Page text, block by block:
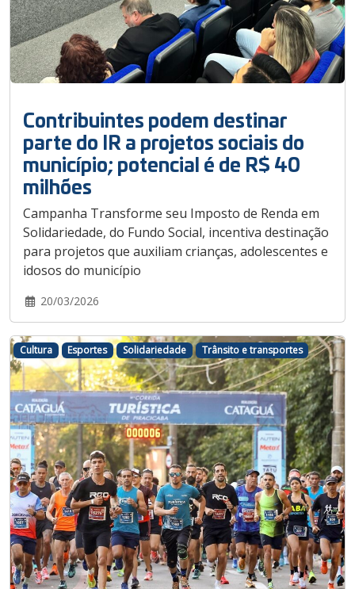
Contribuintes podem destinar
parte do IR a projetos sociais do
município; potencial é de R$ 40
milhões
Campanha Transforme seu Imposto de Renda em
Solidariedade, do Fundo Social, incentiva destinação
para projetos que auxiliam crianças, adolescentes e
idosos do município
20/03/2026
Cultura Esportes Solidariedade Trânsito e transportes